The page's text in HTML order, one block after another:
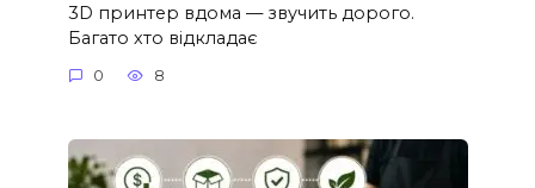
3D принтер вдома — звучить дорого.
Багато хто відкладає
0 8